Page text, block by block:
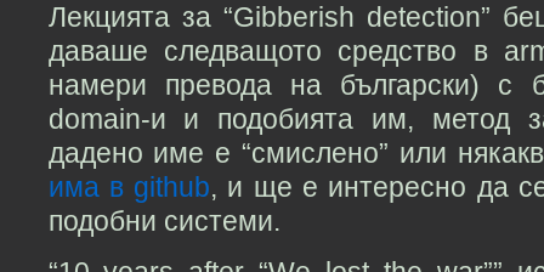
Лекцията за “Gibberish detection”
даваше следващото средство в
намери превода на български) с
domain-и и подобията им, метод
дадено име е “смислено” или
има в github, и ще е интересно да
подобни системи.